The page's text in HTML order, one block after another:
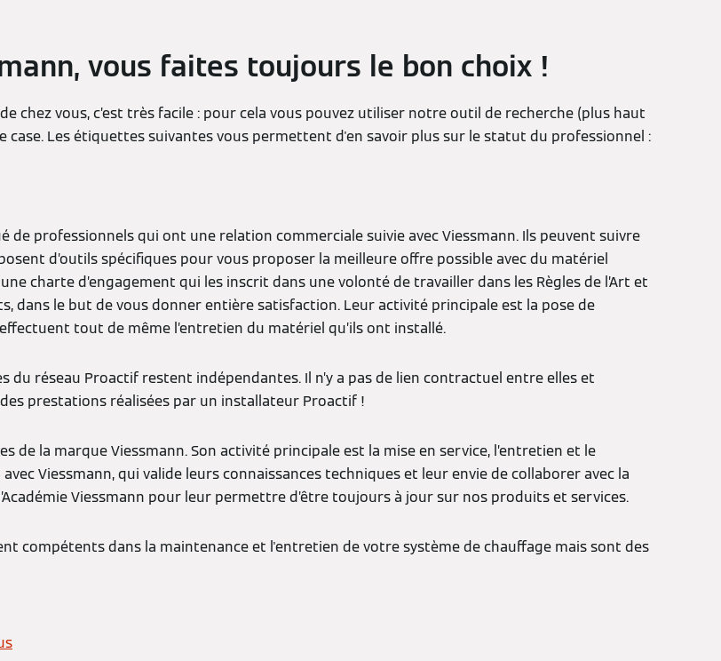
vous faites toujours le bon choix !
chez vous, c’est très facile : pour cela vous pouvez utiliser notre outil de recherche (plus haut
Les étiquettes suivantes vous permettent d'en savoir plus sur le statut du professionnel :
de professionnels qui ont une relation commerciale suivie avec Viessmann. Ils peuvent suivre
d’outils spécifiques pour vous proposer la meilleure offre possible avec du matériel
charte d’engagement qui les inscrit dans une volonté de travailler dans les Règles de l’Art et
dans le but de vous donner entière satisfaction. Leur activité principale est la pose de
tout de même l’entretien du matériel qu’ils ont installé.
réseau Proactif restent indépendantes. Il n’y a pas de lien contractuel entre elles et
prestations réalisées par un installateur Proactif !
de la marque Viessmann. Son activité principale est la mise en service, l’entretien et le
Viessmann, qui valide leurs connaissances techniques et leur envie de collaborer avec la
Viessmann pour leur permettre d’être toujours à jour sur nos produits et services.
compétents dans la maintenance et l'entretien de votre système de chauffage mais sont des